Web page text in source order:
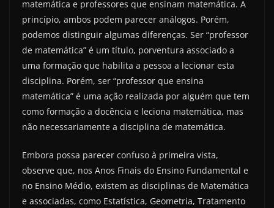
matemática e professores que ensinam matemática. A
princípio, ambos podem parecer análogos. Porém,
podemos distinguir algumas diferenças. Ser “professor
de matemática” é um título, porventura associado a
uma formação que habilita a pessoa a lecionar esta
disciplina. Porém, ser “professor que ensina
matemática” é uma ação realizada por alguém que tem
como formação a docência e leciona matemática, mas
não necessariamente a disciplina de matemática.
Embora possa parecer confuso à primeira vista,
observe que, nos Anos Finais do Ensino Fundamental e
no Ensino Médio, existem as disciplinas de Matemática
e associadas, como Estatística, Geometria, Tratamento